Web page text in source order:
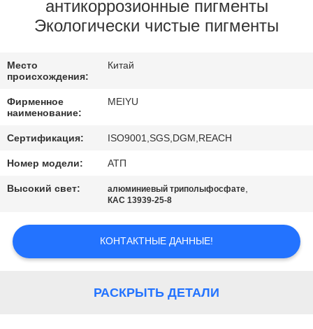
ЗАВОДУ
КАЧЕСТВА
СВЯЖИТЕСЬ
С
НАМИ
ЗАПРОСИТЕ
ЦИТАТУ
антикоррозионные пигменты
Экологически чистые пигменты
Место
происхождения:
Китай
Фирменное
наименование:
MEIYU
Сертификация: ISO9001,SGS,DGM,REACH
Номер модели: АТП
Высокий свет: алюминиевый триполыфосфате,
КАС 13939-25-8
КОНТАКТНЫЕ ДАННЫЕ!
РАСКРЫТЬ ДЕТАЛИ